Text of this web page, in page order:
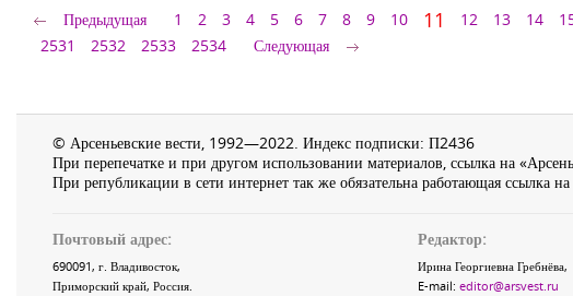
Предыдущая 1 2 3 4 5 6 7 8 9 10 11 12 13 14
2531
2532 2533 2534 Следующая
© Арсеньевские вести, 1992—2022. Индекс подписки: П2436
При перепечатке и при другом использовании материалов, ссылка на
При републикации в сети интернет так же обязательна работающая ссылка
Почтовый адрес:
690091, г. Владивосток,
Приморский край, Россия.
Редактор:
Ирина Георгиевна Гребнёва,
E-mail: editor@arsvest.ru